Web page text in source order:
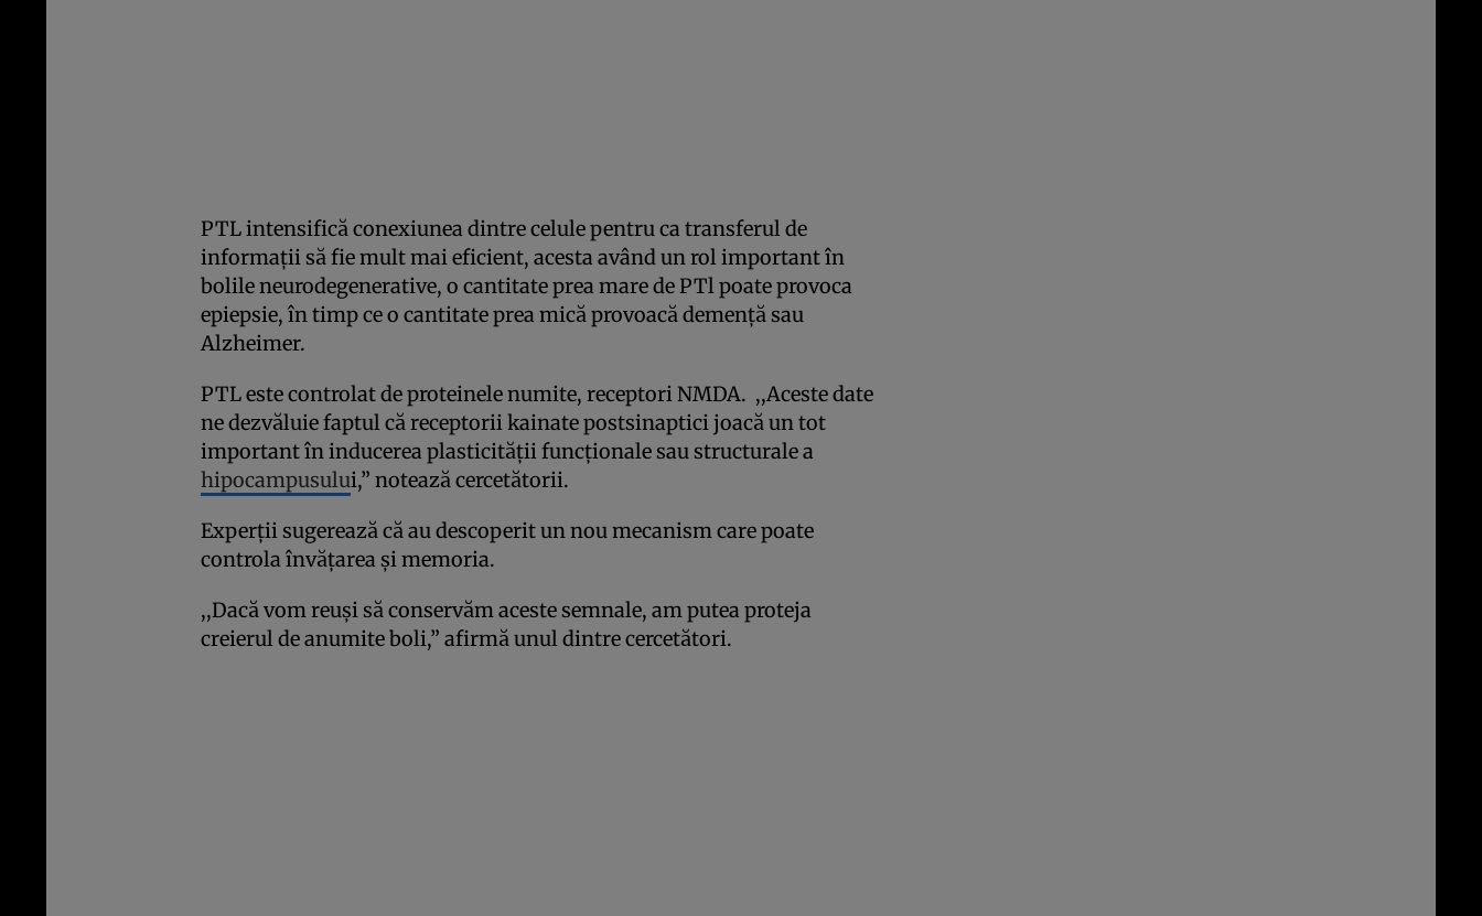
PTL intensifică conexiunea dintre celule pentru ca transferul de
informaţii să fie mult mai eficient, acesta având un rol important în
bolile neurodegenerative, o cantitate prea mare de PTl poate provoca
epiepsie, în timp ce o cantitate prea mică provoacă demenţă sau
Alzheimer.
PTL este controlat de proteinele numite, receptori NMDA. ,,Aceste date
ne dezvăluie faptul că receptorii kainate postsinaptici joacă un tot
important în inducerea plasticităţii funcţionale sau structurale a
hipocampusului,” notează cercetătorii.
Experţii sugerează că au descoperit un nou mecanism care poate
controla învăţarea şi memoria.
,,Dacă vom reuşi să conservăm aceste semnale, am putea proteja
creierul de anumite boli,” afirmă unul dintre cercetători.